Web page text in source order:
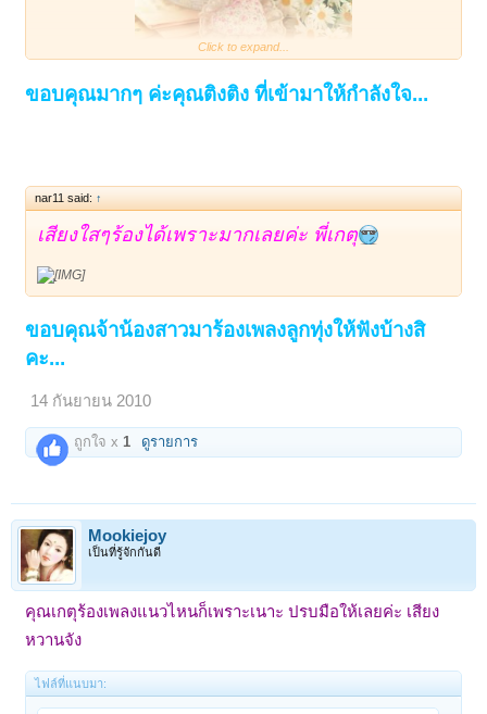
Click to expand...
ขอบคุณมากๆ ค่ะคุณติงติง ที่เข้ามาให้กำลังใจ...
nar11 said: ↑
เสียงใสๆร้องได้เพราะมากเลยค่ะ พี่เกตุ
ขอบคุณจ้าน้องสาวมาร้องเพลงลูกทุ่งให้ฟังบ้างสิ
คะ...
14 กันยายน 2010
ถูกใจ x1 ดูรายการ
Mookiejoy
เป็นที่รู้จักกันดี
คุณเกตุร้องเพลงแนวไหนก็เพราะเนาะ ปรบมือให้เลยค่ะ เสียง
หวานจัง
ไฟล์ที่แนบมา: